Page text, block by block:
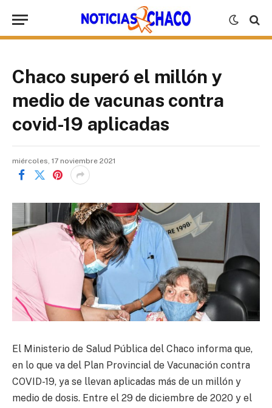
Chaco superó el millón y
medio de vacunas contra
covid-19 aplicadas
miércoles, 17 noviembre 2021
El Ministerio de Salud Pública del Chaco informa que,
en lo que va del Plan Provincial de Vacunación contra
COVID-19, ya se llevan aplicadas más de un millón y
medio de dosis. Entre el 29 de diciembre de 2020 y el